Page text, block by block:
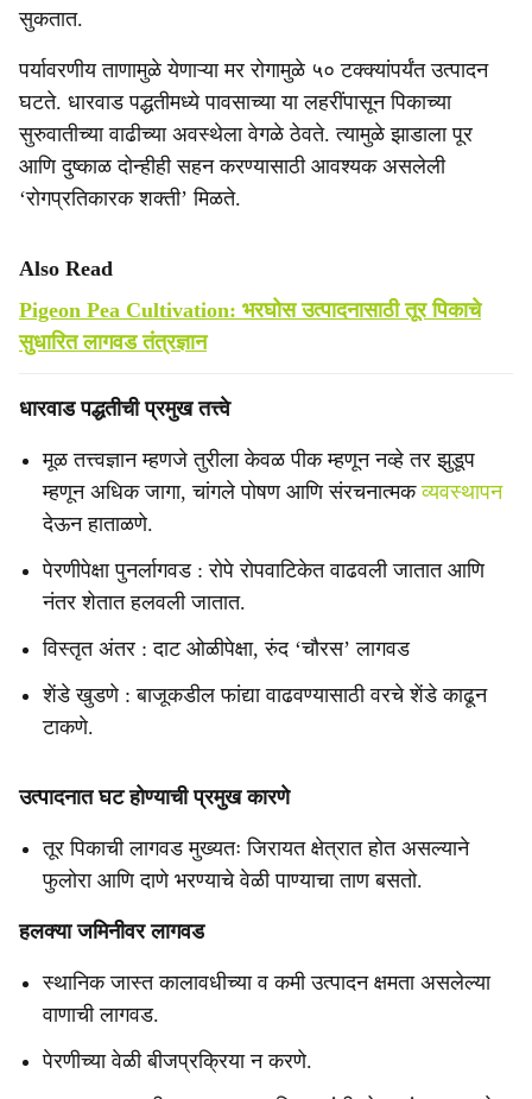
सुकतात.
पर्यावरणीय ताणामुळे येणाऱ्या मर रोगामुळे ५० टक्क्यांपर्यंत उत्पादन
घटते. धारवाड पद्धतीमध्ये पावसाच्या या लहरींपासून पिकाच्या
सुरुवातीच्या वाढीच्या अवस्थेला वेगळे ठेवते. त्यामुळे झाडाला पूर
आणि दुष्काळ दोन्हीही सहन करण्यासाठी आवश्यक असलेली
‘रोगप्रतिकारक शक्ती’ मिळते.
Also Read
Pigeon Pea Cultivation: भरघोस उत्पादनासाठी तूर पिकाचे
सुधारित लागवड तंत्रज्ञान
धारवाड पद्धतीची प्रमुख तत्त्वे
मूळ तत्त्वज्ञान म्हणजे तुरीला केवळ पीक म्हणून नव्हे तर झुडूप
म्हणून अधिक जागा, चांगले पोषण आणि संरचनात्मकव्यवस्थापन
देऊन हाताळणे.
पेरणीपेक्षा पुनर्लागवड : रोपे रोपवाटिकेत वाढवली जातात आणि
नंतर शेतात हलवली जातात.
विस्तृत अंतर : दाट ओळीपेक्षा, रुंद ‘चौरस’ लागवड
शेंडे खुडणे : बाजूकडील फांद्या वाढवण्यासाठी वरचे शेंडे काढून
टाकणे.
उत्पादनात घट होण्याची प्रमुख कारणे
तूर पिकाची लागवड मुख्यतः जिरायत क्षेत्रात होत असल्याने
फुलोरा आणि दाणे भरण्याचे वेळी पाण्याचा ताण बसतो.
हलक्या जमिनीवर लागवड
स्थानिक जास्त कालावधीच्या व कमी उत्पादन क्षमता असलेल्या
वाणाची लागवड.
पेरणीच्या वेळी बीजप्रक्रिया न करणे.